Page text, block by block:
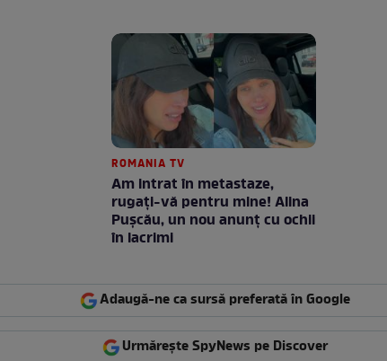
ROMANIA TV
Am intrat în metastaze,
rugaţi-vă pentru mine! Alina
Puşcău, un nou anunţ cu ochii
în lacrimi
Adaugă-ne ca sursă preferată în Google
Urmărește SpyNews pe Discover